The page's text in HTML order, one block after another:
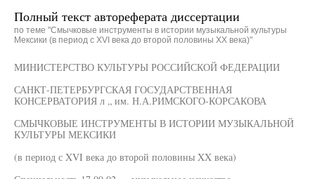
Полный текст автореферата диссертации
по теме "Смычковые инструменты в истории музыкальной культуры
Мексики (в период с XVI века до второй половины XX века)"
МИНИСТЕРСТВО КУЛЬТУРЫ РОССИЙСКОЙ ФЕДЕРАЦИИ
САНКТ-ПЕТЕРБУРГСКАЯ ГОСУДАРСТВЕННАЯ
КОНСЕРВАТОРИЯ л „ им. Н.А.РИМСКОГО-КОРСАКОВА
СМЫЧКОВЫЕ ИНСТРУМЕНТЫ В ИСТОРИИ МУЗЫКАЛЬНОЙ
КУЛЬТУРЫ МЕКСИКИ
(в период с XVI века до второй половины XX века)